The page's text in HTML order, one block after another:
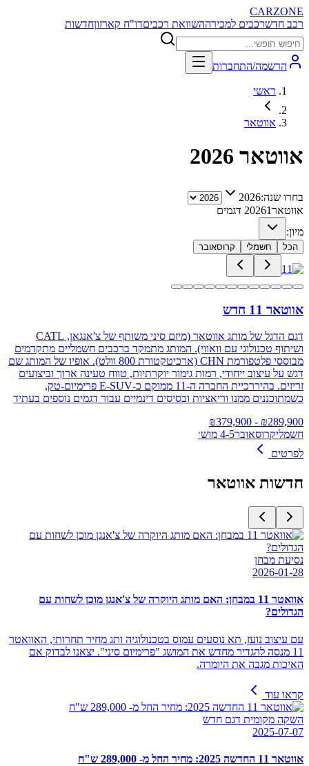
CARZONE
רכב חדשרכבים למכירההשוואת רכביםדו"ח קארזוןחדשות
הרשמה/התחברות
ראשי
אווטאר
אווטאר 2026
בחרו שנה:2026
אווטאר 20261
דגמים
מיון:
הכל חשמלי קרוסאובר
אווטאר 11 חדש
דגם הדגל של מותג אווטאר (מיזם סיני משותף של צ'אנגאן, CATL
ושיתוף טכנולוגי עם וואווי). המותג מתמקד ברכבים חשמליים מתקדמים
מבוססי פלטפורמת CHN (ארכיטקטורת 800 וולט). אופיו של המותג שם
דגש על עיצוב ייחודי, רמות גימור יוקרתיות, טווח טעינה ארוך וביצועים
זריזים. בהיררכיית החברה ה‑11 ממוקם כ‑E‑SUV פרימיום-טק,
כשמתוכננים ממנו וריאציות ובסיסים דינמיים עבור דגמים נוספים בעתיד
₪289,900
- ₪
379,900
חשמליקרוסאובר4-5 מוש׳
לפרטים
חדשות אווטאר
נסיעת מבחן
2026-01-28
אוואטר 11 במבחן: האם מותג היוקרה של צ'אנגן מוכן לשחות עם
הגדולים?
עם עיצוב נועז, תא נוסעים עמוס בטכנולוגיה ותג מחיר תחרותי, האוואטר
11 מנסה להגדיר מחדש את המושג "פרימיום סיני". יצאנו לבדוק אם
האיכות מגבה את היומרה.
קראו עוד
השקה מקומית דגם חדש
2025-07-07
אווטאר 11 החדשה 2025: מחיר החל מ- 289,000 ש"ח